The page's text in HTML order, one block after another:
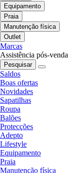
Equipamento
Praia
Manutenção física
Outlet
Marcas
Assistência pós-venda
Pesquisar
Saldos
Boas ofertas
Novidades
Sapatilhas
Roupa
Balões
Protecções
Adepto
Lifestyle
Equipamento
Praia
Manutenção física